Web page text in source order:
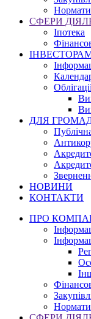
СФЕРИ
Іпотека
ДЛЯ
НОВИНИ
КОНТАКТИ
ПРО